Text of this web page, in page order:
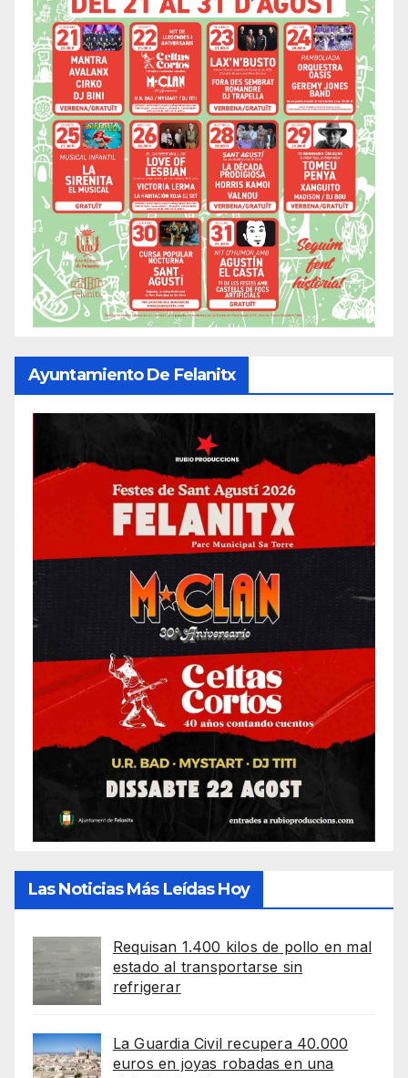
Ayuntamiento De Felanitx
Las Noticias Más Leídas Hoy
Requisan 1.400 kilos de pollo en mal
estado al transportarse sin
refrigerar
La Guardia Civil recupera 40.000
euros en joyas robadas en una